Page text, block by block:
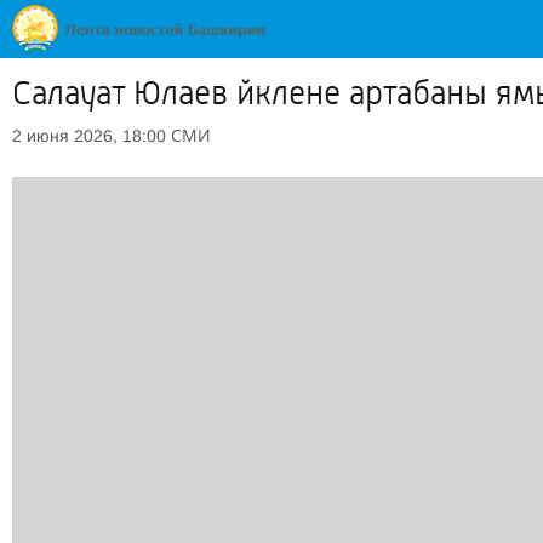
Салауат Юлаев йклене артабаны
2 июня 2026, 18:00 СМИ